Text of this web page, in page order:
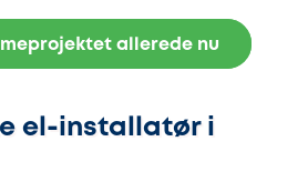
allerede nu
el-installatør i